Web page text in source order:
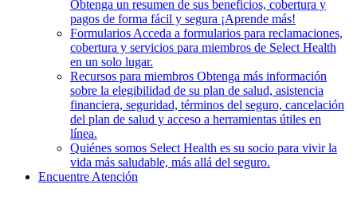
Obtenga un resumen de sus beneficios, cobertura y
pagos de forma fácil y segura ¡Aprende más!
Formularios Acceda a formularios para reclamaciones,
cobertura y servicios para miembros de Select Health
en un solo lugar.
Recursos para miembros Obtenga más información
sobre la elegibilidad de su plan de salud, asistencia
financiera, seguridad, términos del seguro, cancelación
del plan de salud y acceso a herramientas útiles en
línea.
Quiénes somos Select Health es su socio para vivir la
vida más saludable, más allá del seguro.
Encuentre Atención